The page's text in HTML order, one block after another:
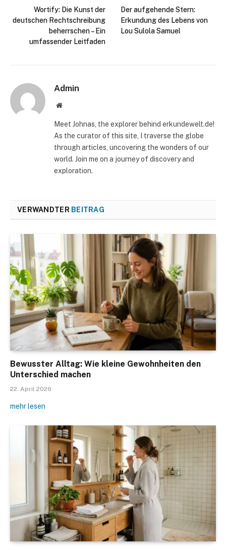
Wortify: Die Kunst der
deutschen Rechtschreibung
beherrschen – Ein
umfassender Leitfaden
Der aufgehende Stern:
Erkundung des Lebens von
Lou Sulola Samuel
Admin
Website
Meet Johnas, the explorer behind erkundewelt.de!
As the curator of this site, I traverse the globe
through articles, uncovering the wonders of our
world. Join me on a journey of discovery and
exploration.
VERWANDTER BEITRAG
Bewusster Alltag: Wie kleine Gewohnheiten den
Unterschied machen
22. April 2026
mehr lesen